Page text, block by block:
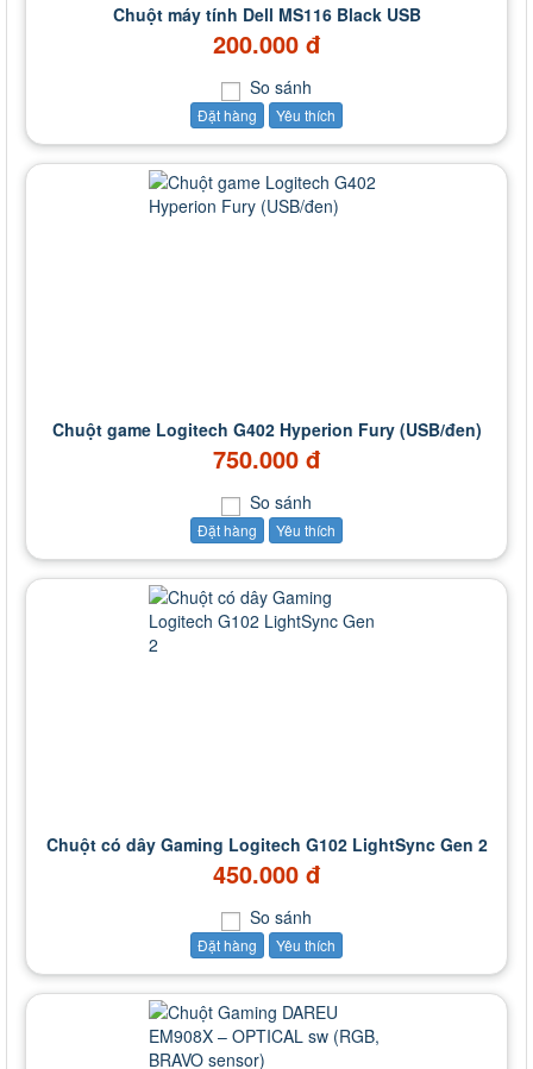
Chuột máy tính Dell MS116 Black USB
200.000 đ
So sánh
Đặt hàng Yêu thích
Chuột game Logitech G402 Hyperion Fury (USB/đen)
750.000 đ
So sánh
Đặt hàng Yêu thích
Chuột có dây Gaming Logitech G102 LightSync Gen 2
450.000 đ
So sánh
Đặt hàng Yêu thích